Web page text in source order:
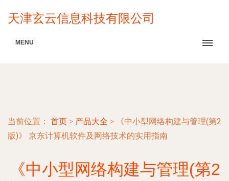
天津玄云信息科技有限公司
MENU
当前位置： 首页 > 产品大全 >
《中小型网络构建与管理(第2
版)》 京东计算机软件及网络技术的实用指南
《中小型网络构建与管理(第2